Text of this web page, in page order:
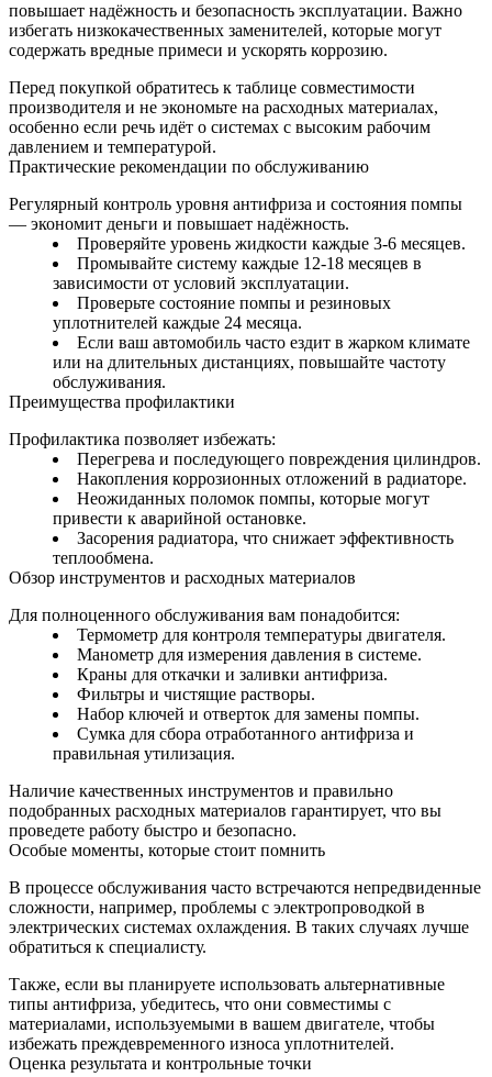
повышает надёжность и безопасность эксплуатации. Важно
избегать низкокачественных заменителей, которые могут
содержать вредные примеси и ускорять коррозию.
Перед покупкой обратитесь к таблице совместимости
производителя и не экономьте на расходных материалах,
особенно если речь идёт о системах с высоким рабочим
давлением и температурой.
Практические рекомендации по обслуживанию
Регулярный контроль уровня антифриза и состояния помпы
— экономит деньги и повышает надёжность.
Проверяйте уровень жидкости каждые 3-6 месяцев.
Промывайте систему каждые 12-18 месяцев в
зависимости от условий эксплуатации.
Проверьте состояние помпы и резиновых
уплотнителей каждые 24 месяца.
Если ваш автомобиль часто ездит в жарком климате
или на длительных дистанциях, повышайте частоту
обслуживания.
Преимущества профилактики
Профилактика позволяет избежать:
Перегрева и последующего повреждения цилиндров.
Накопления коррозионных отложений в радиаторе.
Неожиданных поломок помпы, которые могут
привести к аварийной остановке.
Засорения радиатора, что снижает эффективность
теплообмена.
Обзор инструментов и расходных материалов
Для полноценного обслуживания вам понадобится:
Термометр для контроля температуры двигателя.
Манометр для измерения давления в системе.
Краны для откачки и заливки антифриза.
Фильтры и чистящие растворы.
Набор ключей и отверток для замены помпы.
Сумка для сбора отработанного антифриза и
правильная утилизация.
Наличие качественных инструментов и правильно
подобранных расходных материалов гарантирует, что вы
проведете работу быстро и безопасно.
Особые моменты, которые стоит помнить
В процессе обслуживания часто встречаются непредвиденные
сложности, например, проблемы с электропроводкой в
электрических системах охлаждения. В таких случаях лучше
обратиться к специалисту.
Также, если вы планируете использовать альтернативные
типы антифриза, убедитесь, что они совместимы с
материалами, используемыми в вашем двигателе, чтобы
избежать преждевременного износа уплотнителей.
Оценка результата и контрольные точки